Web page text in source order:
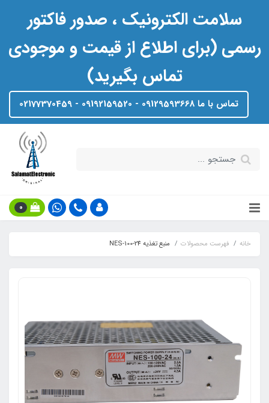
سلامت الکترونیک ، صدور فاکتور
رسمی (برای اطلاع از قیمت و موجودی
تماس بگیرید)
تماس با ما 09129593668 - 09192159520 - 02177370459
0
خانه فهرست محصولات منبع تغذیه NES-100-24